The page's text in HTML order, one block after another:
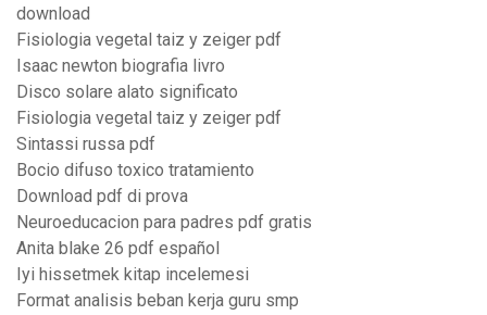
download
Fisiologia vegetal taiz y zeiger pdf
Isaac newton biografia livro
Disco solare alato significato
Fisiologia vegetal taiz y zeiger pdf
Sintassi russa pdf
Bocio difuso toxico tratamiento
Download pdf di prova
Neuroeducacion para padres pdf gratis
Anita blake 26 pdf español
Iyi hissetmek kitap incelemesi
Format analisis beban kerja guru smp